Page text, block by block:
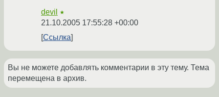
devil ★
21.10.2005 17:55:28 +00:00
Ссылка
Вы не можете добавлять комментарии в эту тему. Тема
перемещена в архив.